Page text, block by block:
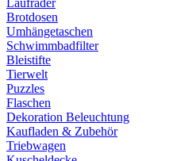
Laufräder
Brotdosen
Umhängetaschen
Schwimmbadfilter
Bleistifte
Tierwelt
Puzzles
Flaschen
Dekoration Beleuchtung
Kaufladen & Zubehör
Triebwagen